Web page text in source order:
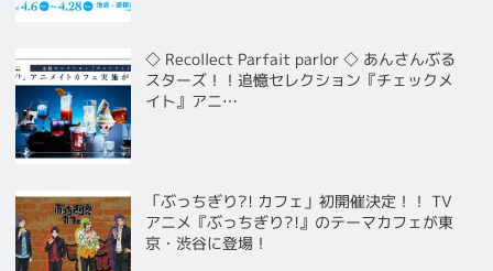
◇ Recollect Parfait parlor ◇ あんさんぶる
スターズ！！追憶セレクション『チェックメ
イト』アニ…
「ぶっちぎり?! カフェ」初開催決定！！ TV
アニメ『ぶっちぎり?!』のテーマカフェが東
京・渋谷に登場！